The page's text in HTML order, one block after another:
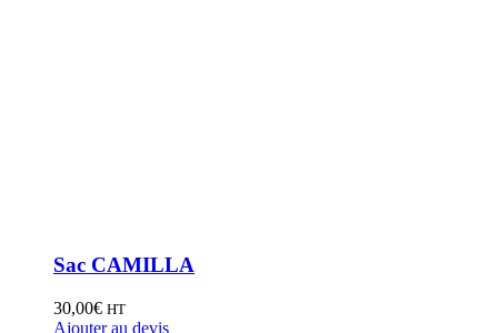
Sac CAMILLA
30,00€ HT
Ajouter au devis